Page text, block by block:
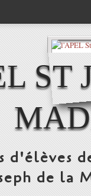
ST
d'élèves
de la